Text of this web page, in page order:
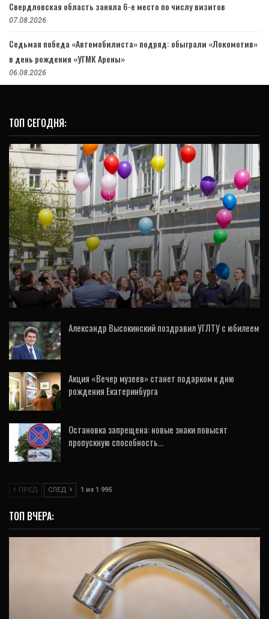
Свердловская область заняла 6-е место по числу визитов
07.08.2026
Седьмая победа «Автомобилиста» подряд: обыграли «Локомотив»
в день рождения «УГМК Арены»
06.08.2026
ТОП СЕГОДНЯ:
ОБРАЗОВАНИЕ
Минопросвещения определило дату
последнего звонка для выпускников
Александр Высокинский поздравил УГЛТУ с юбилеем
Акция «Вечер музеев» станет подарком к дню
рождения Екатеринбурга
Остановка запрещена: новые знаки повысят
пропускную способность…
ПРЕД СЛЕД 1 из 1 995
ТОП ВЧЕРА: